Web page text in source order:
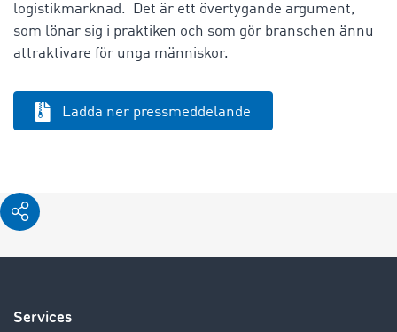
logistikmarknad. Det är ett övertygande argument,
som lönar sig i praktiken och som gör branschen ännu
attraktivare för unga människor.
Ladda ner pressmeddelande
Services